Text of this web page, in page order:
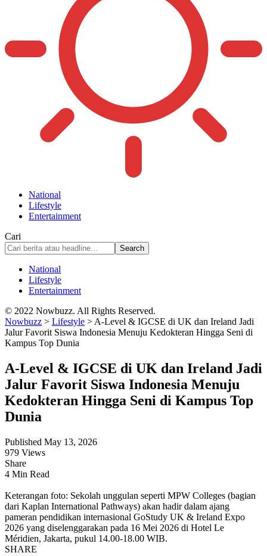
National
Lifestyle
Entertainment
Cari
National
Lifestyle
Entertainment
© 2022 Nowbuzz. All Rights Reserved.
Nowbuzz > Lifestyle > A-Level & IGCSE di UK dan Ireland Jadi
Jalur Favorit Siswa Indonesia Menuju Kedokteran Hingga Seni di
Kampus Top Dunia
A-Level & IGCSE di UK dan Ireland Jadi
Jalur Favorit Siswa Indonesia Menuju
Kedokteran Hingga Seni di Kampus Top
Dunia
Published May 13, 2026
979 Views
Share
4 Min Read
Keterangan foto: Sekolah unggulan seperti MPW Colleges (bagian
dari Kaplan International Pathways) akan hadir dalam ajang
pameran pendidikan internasional GoStudy UK & Ireland Expo
2026 yang diselenggarakan pada 16 Mei 2026 di Hotel Le
Méridien, Jakarta, pukul 14.00-18.00 WIB.
SHARE